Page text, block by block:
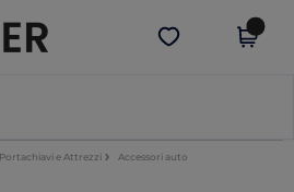
Scarica app
Portachiavi e Attrezzi
Accessori auto